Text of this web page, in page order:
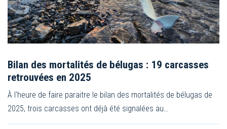
Bilan des mortalités de bélugas : 19 carcasses
retrouvées en 2025
À l'heure de faire paraitre le bilan des mortalités de bélugas de
2025, trois carcasses ont déjà été signalées au…